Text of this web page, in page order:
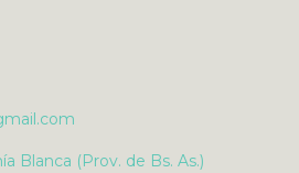
Blanca (Prov. de Bs. As.)